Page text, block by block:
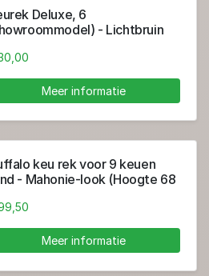
Deluxe, 6
- Lichtbruin
Meer informatie
keu rek voor 9 keuen
- Mahonie-look (Hoogte 68
Meer informatie